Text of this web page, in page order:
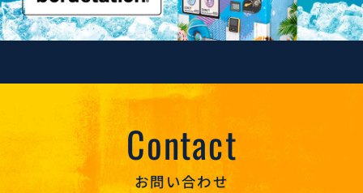
Contact
お問い合わせ